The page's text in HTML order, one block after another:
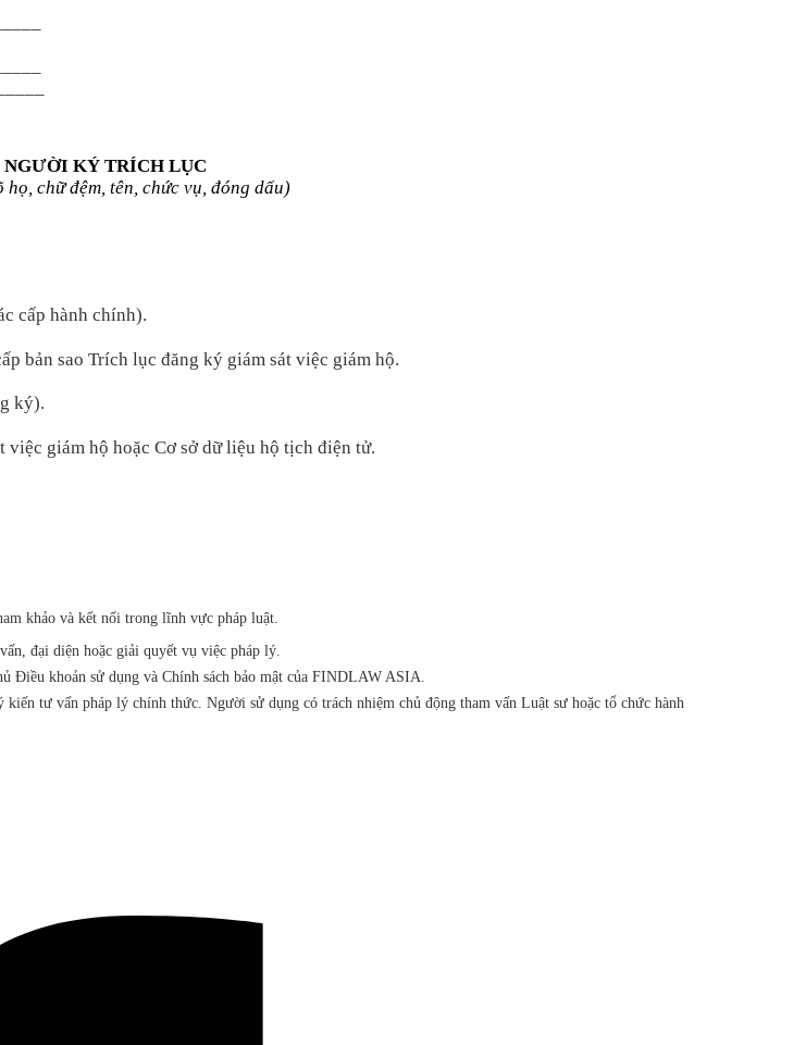
NGƯỜI KÝ TRÍCH LỤC
họ, chữ đệm, tên, chức vụ, đóng dấu)
cấp hành chính).
bản sao Trích lục đăng ký giám sát việc giám hộ.
ký).
việc giám hộ hoặc Cơ sở dữ liệu hộ tịch điện tử.
khảo và kết nối trong lĩnh vực pháp luật.
đại diện hoặc giải quyết vụ việc pháp lý.
Điều khoản sử dụng và Chính sách bảo mật của FINDLAW ASIA.
tư vấn pháp lý chính thức. Người sử dụng có trách nhiệm chủ động tham vấn Luật sư hoặc tổ chức hành